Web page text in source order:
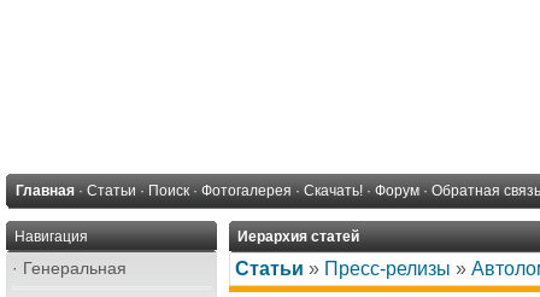
Главная · Статьи · Поиск · Фотогалерея · Скачать! · Форум · Обратная связь
Навигация
· Генеральная
Иерархия статей
Статьи » Пресс-релизы »